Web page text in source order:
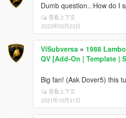
Dumb question.. How do I
查看上下文
2023年02月23日
ViSubversa » 1988
QV [Add-On | Template |
Big fan! (Ask Dover5) this
查看上下文
2021年10月31日